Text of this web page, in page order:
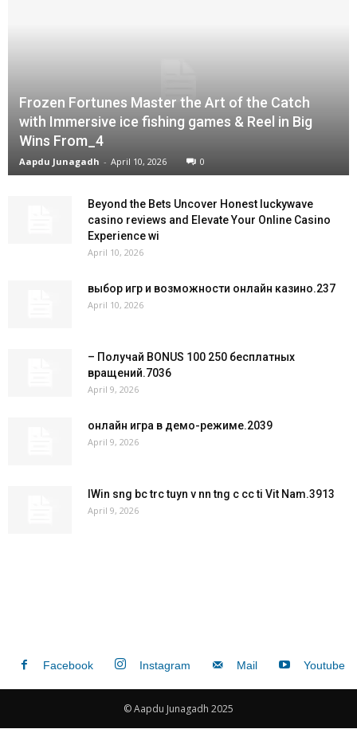
Frozen Fortunes Master the Art of the Catch
with Immersive ice fishing games & Reel in Big
Wins From_4
Aapdu Junagadh - April 10, 2026 0
Beyond the Bets Uncover Honest luckywave
casino reviews and Elevate Your Online Casino
Experience wi
April 10, 2026
выбор игр и возможности онлайн казино.237
April 10, 2026
– Получай BONUS 100 250 бесплатных
вращений.7036
April 9, 2026
онлайн игра в демо-режиме.2039
April 9, 2026
IWin sng bc trc tuyn v nn tng c cc ti Vit Nam.3913
April 9, 2026
Facebook Instagram Mail Youtube
© Aapdu Junagadh 2025